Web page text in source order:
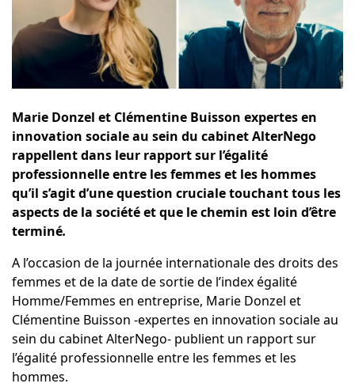
Marie Donzel et Clémentine Buisson expertes en
innovation sociale au sein du cabinet AlterNego
rappellent dans leur rapport sur l’égalité
professionnelle entre les femmes et les hommes
qu’il s’agit d’une question cruciale touchant tous les
aspects de la société et que le chemin est loin d’être
terminé.
A l’occasion de la journée internationale des droits des
femmes et de la date de sortie de l’index égalité
Homme/Femmes en entreprise, Marie Donzel et
Clémentine Buisson -expertes en innovation sociale au
sein du cabinet AlterNego- publient un rapport sur
l’égalité professionnelleentre les femmes et les
hommes.